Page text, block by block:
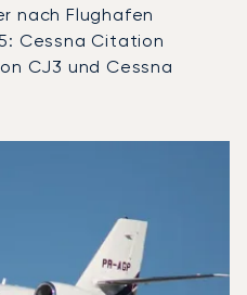
nach Flughafen
Cessna Citation
CJ3 und Cessna